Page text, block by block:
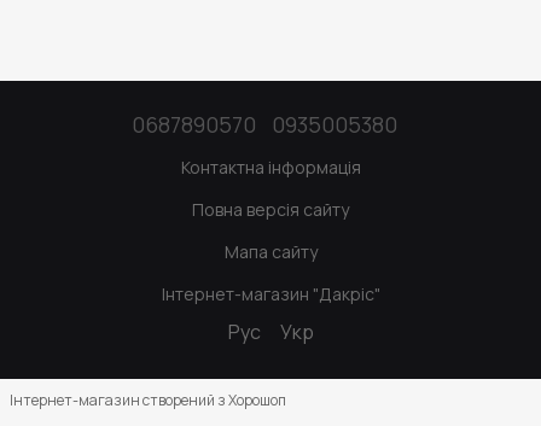
0687890570 0935005380
Контактна інформація
Повна версія сайту
Мапа сайту
Інтернет-магазин "Дакріс"
Рус Укр
Інтернет-магазин створений з Хорошоп